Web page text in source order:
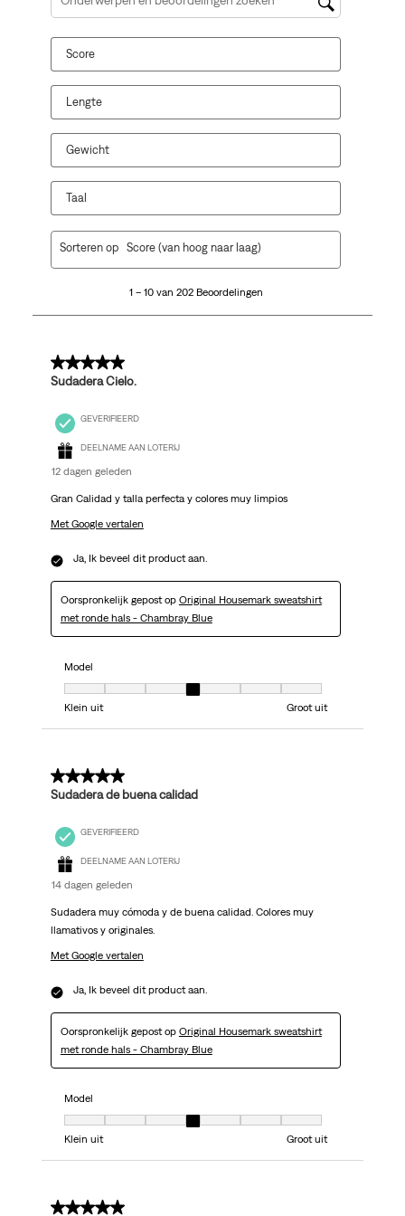
Onderwerpen en beoordelingen zoeken per regio
Score
Lengte
Gewicht
Taal
202
1 – 10 van 202 Beoordelingen
Sorteren op Score (van hoog naar laag)
5 van 5 sterren.
Sudadera Cielo.
GEVERIFIEERD
DEELNAME AAN LOTERIJ
12 dagen geleden
Gran Calidad y talla perfecta y colores muy limpios
Met Google vertalen
Ja, Ik beveel dit product aan.
Oorspronkelijk gepost op Original Housemark sweatshirt
met ronde hals - Chambray Blue
Model
Model, 4 van 7, waarbij 1 gelijk is aan Klein uit en 7 gelijk is aan Groot uit
Klein uit
Groot uit
5 van 5 sterren.
Sudadera de buena calidad
GEVERIFIEERD
DEELNAME AAN LOTERIJ
14 dagen geleden
Sudadera muy cómoda y de buena calidad. Colores muy
llamativos y originales.
Met Google vertalen
Ja, Ik beveel dit product aan.
Oorspronkelijk gepost op Original Housemark sweatshirt
met ronde hals - Chambray Blue
Model
Model, 4 van 7, waarbij 1 gelijk is aan Klein uit en 7 gelijk is aan Groot uit
Klein uit
Groot uit
5 van 5 sterren.